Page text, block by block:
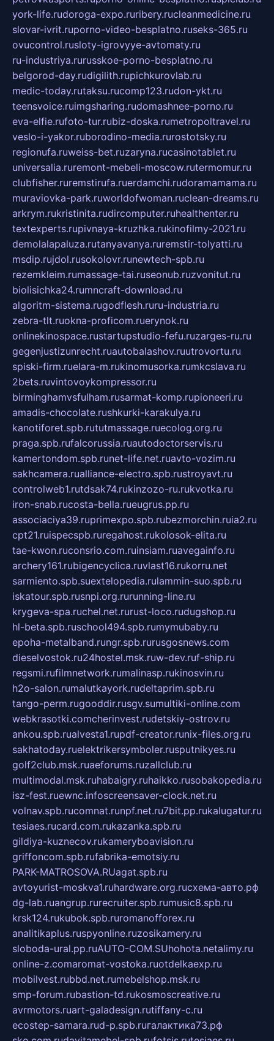
york-life.rudoroga-expo.ruribery.rucleanmedicine.ru
slovar-ivrit.ruporno-video-besplatno.ruseks-365.ru
ovucontrol.rusloty-igrovyye-avtomaty.ru
ru-industriya.rurusskoe-porno-besplatno.ru
belgorod-day.rudigilith.rupichkurovlab.ru
medic-today.rutaksu.rucomp123.rudon-ykt.ru
teensvoice.ruimgsharing.rudomashnee-porno.ru
eva-elfie.rufoto-tur.rubiz-doska.rumetropoltravel.ru
veslo-i-yakor.ruborodino-media.rurostotsky.ru
regionufa.ruweiss-bet.ruzaryna.rucasinotablet.ru
universalia.ruremont-mebeli-moscow.rutermomur.ru
clubfisher.ruremstirufa.ruerdamchi.rudoramamama.ru
muraviovka-park.ruworldofwoman.ruclean-dreams.ru
arkrym.rukristinita.rudircomputer.ruhealthenter.ru
textexperts.rupivnaya-kruzhka.rukinofilmy-2021.ru
demolalapaluza.rutanyavanya.ruremstir-tolyatti.ru
msdip.rujdol.rusokolovr.runewtech-spb.ru
rezemkleim.rumassage-tai.ruseonub.ruzvonitut.ru
biolisichka24.rumncraft-download.ru
algoritm-sistema.rugodflesh.ruru-industria.ru
zebra-tlt.ruokna-proficom.ruerynok.ru
onlinekinospace.rustartupstudio-fefu.ruzarges-ru.ru
gegenjustizunrecht.ruautobalashov.ruutrovortu.ru
spiski-firm.ruelara-m.rukinomusorka.rumkcslava.ru
2bets.ruvintovoykompressor.ru
birminghamvsfulham.rusarmat-komp.rupioneeri.ru
amadis-chocolate.rushkurki-karakulya.ru
kanotiforet.spb.rututmassage.ruecolog.org.ru
praga.spb.rufalcorussia.ruautodoctorservis.ru
kamertondom.spb.runet-life.net.ruavto-vozim.ru
sakhcamera.rualliance-electro.spb.rustroyavt.ru
controlweb1.rutdsak74.rukinzozo-ru.rukvotka.ru
iron-snab.rucosta-bella.rueugrus.pp.ru
associaciya39.ruprimexpo.spb.rubezmorchin.ruia2.ru
cpt21.ruispecspb.ruregahost.rukolosok-elita.ru
tae-kwon.ruconsrio.com.ruinsiam.ruavegainfo.ru
archery161.rubigencyclica.ruvlast16.rukorru.net
sarmiento.spb.suextelopedia.rulammin-suo.spb.ru
iskatour.spb.rusnpi.org.rurunning-line.ru
krygeva-spa.ruchel.net.rurust-loco.rudugshop.ru
hl-beta.spb.ruschool494.spb.rumymubaby.ru
epoha-metalband.rungr.spb.rurusgosnews.com
dieselvostok.ru24hostel.msk.ruw-dev.ruf-ship.ru
regsmi.rufilmnetwork.rumalinasp.rukinosvin.ru
h2o-salon.rumalutkayork.rudeltaprim.spb.ru
tango-perm.rugooddir.rusgv.sumultiki-online.com
webkrasotki.comcherinvest.rudetskiy-ostrov.ru
ankou.spb.rualvesta1.rupdf-creator.runix-files.org.ru
sakhatoday.ruelektrikersymboler.rusputnikyes.ru
golf2club.msk.ruaeforums.ruzallclub.ru
multimodal.msk.ruhabaigry.ruhaikko.rusobakopedia.ru
isz-fest.ruewnc.infoscreensaver-clock.net.ru
volnav.spb.rucomnat.runpf.net.ru7bit.pp.rukalugatur.ru
tesiaes.rucard.com.rukazanka.spb.ru
gildiya-kuznecov.rukameryboavision.ru
griffoncom.spb.rufabrika-emotsiy.ru
PARK-MATROSOVA.RUagat.spb.ru
avtoyurist-moskva1.ruhardware.org.ruсхема-авто.рф
dg-lab.ruangrup.rurecruiter.spb.rumusic8.spb.ru
krsk124.rukubok.spb.ruromanofforex.ru
analitikaplus.ruspyonline.ruzosikamery.ru
sloboda-ural.pp.ruAUTO-COM.SUhohota.netalimy.ru
online-z.comaromat-vostoka.ruotdelkaexp.ru
mobilvest.rubbd.net.rumebelshop.msk.ru
smp-forum.rubastion-td.rukosmoscreative.ru
avrmotors.ruart-galadesign.rutiffany-c.ru
ecostep-samara.rud-p.spb.ruгалактика73.рф